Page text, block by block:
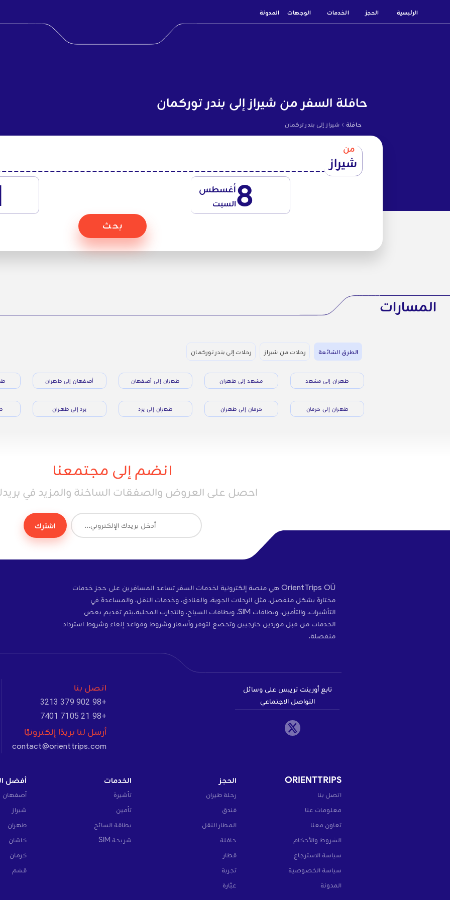
الرئيسية الحجز الخدمات الوجهات المدونة
حافلة السفر من شيراز إلى بندر توركمان
حافلة › شيراز إلى بندر تركمان
من
شيراز
8أغسطس
السبت
بحث
المسارات
الطرق الشائعة رحلات من شيراز رحلات إلى بندر توركمان
طهران إلى مشهد مشهد إلى طهران طهران إلى أصفهان أصفهان إلى طهران
طهران إلى كرمان كرمان إلى طهران طهران إلى يزد يزد إلى طهران
انضم إلى مجتمعنا
احصل على العروض والصفقات الساخنة والمزيد في بريدك
اشترك
OrientTrips OÜ هي منصة إلكترونية لخدمات السفر تساعد المسافرين على حجز خدمات
مختارة بشكل منفصل، مثل الرحلات الجوية، والفنادق، وخدمات النقل، والمساعدة في
التأشيرات، والتأمين، وبطاقات SIM، وبطاقات السياح، والتجارب المحلية.يتم تقديم بعض
الخدمات من قبل موردين خارجيين وتخضع لتوفر وأسعار وشروط وقواعد إلغاء وشروط استرداد
منفصلة.
تابع أورينت تريبس على وسائل
التواصل الاجتماعي
اتصل بنا
+98 902 379 3213
+98 21 7105 7401
أرسل لنا بريدًا إلكترونيًا
contact@orienttrips.com
ORIENTTRIPS
اتصل بنا
معلومات عنا
تعاون معنا
الشروط والأحكام
سياسة الاسترجاع
سياسة الخصوصية
المدونة
الحجز
رحلة طيران
فندق
المطار النقل
حافلة
قطار
تجربة
عبّارة
الخدمات
تأشيرة
تأمين
بطاقة السائح
شريحة SIM
أفضل
أصفهان
شيراز
طهران
كاشان
كرمان
قشم